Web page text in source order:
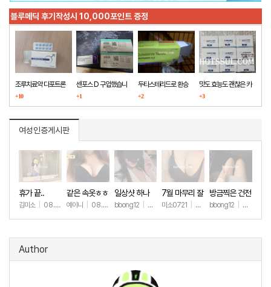
블루메딕 후기작성시 10,000포인트 증정
조루치료약 다포트론
구매했습니다
+10
센포스 D 구입했습니
다
+1
두타스테리드로 환승
+2
맛도 효능도 괜찮은 카
마그라
+3
여성인증게시판
휴가 끝..
김미소 08.07 +174
같은 속옷ㅎㅎ
예이니 08.04 +69
일상샷 하나
bbong12 07.31+90
7월 마무리 잘
하세요🫶
미소0721 07.31+259
방금찍은 건전
한 일상샷
bbong12 07.28
Author